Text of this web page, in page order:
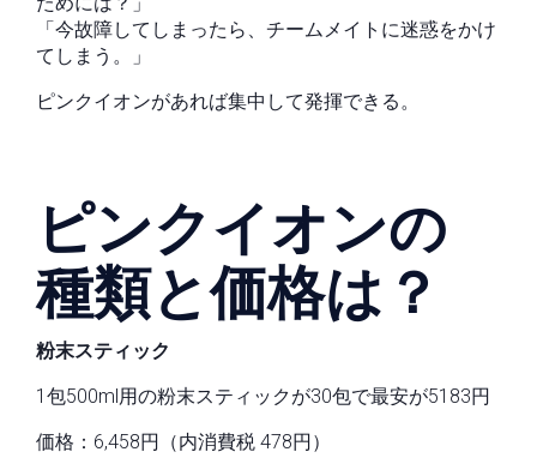
「今故障してしまったら、チームメイトに迷惑をかけ
てしまう。」
ピンクイオンがあれば集中して発揮できる。
ピンクイオンの
種類と価格は？
粉末スティック
1包500ml用の粉末スティックが30包で最安が5183円
価格：6,458円（内消費税 478円）